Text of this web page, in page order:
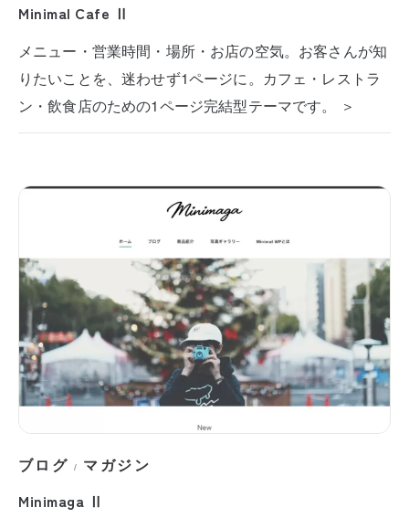
Minimal Cafe Ⅱ
メニュー・営業時間・場所・お店の空気。お客さんが知
りたいことを、迷わせず1ページに。カフェ・レストラ
ン・飲食店のための1ページ完結型テーマです。 ＞
ブログ / マガジン
Minimaga Ⅱ